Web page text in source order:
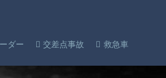
ダー 交差点事故 救急車